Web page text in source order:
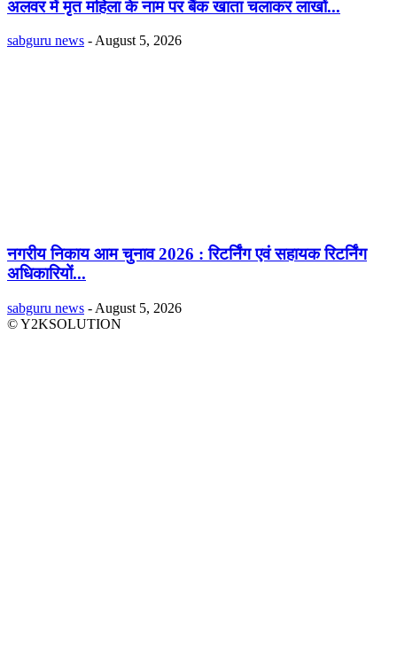
अलवर में मृत महिला के नाम पर बैंक खाता चलाकर लाखों...
sabguru news - August 5, 2026
नगरीय निकाय आम चुनाव 2026 : रिटर्निंग एवं सहायक रिटर्निंग
अधिकारियों...
sabguru news - August 5, 2026
© Y2KSOLUTION